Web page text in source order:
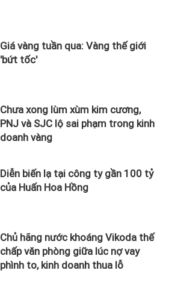
Giá vàng tuần qua: Vàng thế giới
'bứt tốc'
Chưa xong lùm xùm kim cương,
PNJ và SJC lộ sai phạm trong kinh
doanh vàng
Diễn biến lạ tại công ty gần 100 tỷ
của Huấn Hoa Hồng
Chủ hãng nước khoáng Vikoda thế
chấp văn phòng giữa lúc nợ vay
phình to, kinh doanh thua lỗ